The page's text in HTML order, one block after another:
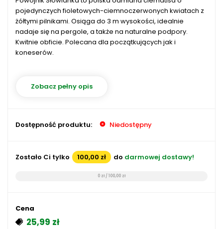
pojedynczych fioletowych-ciemnoczerwonych kwiatach z
żółtymi pilnikami. Osiąga do 3 m wysokości, idealnie
nadaje się na pergole, a także na naturalne podpory.
Kwitnie obficie. Polecana dla początkujących jak i
koneserów.
Zobacz pełny opis
Dostępność produktu: Niedostępny
Zostało Ci tylko 100,00 zł do darmowej dostawy!
0 zł / 100,00 zł
Cena
25,99 zł